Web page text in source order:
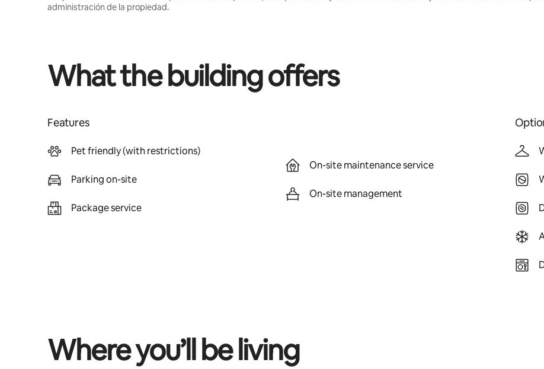
administración de la propiedad.
What the building offers
Features
Pet friendly (with restrictions)
Parking on-site
Package service
On-site maintenance service
On-site management
Where you’ll be living